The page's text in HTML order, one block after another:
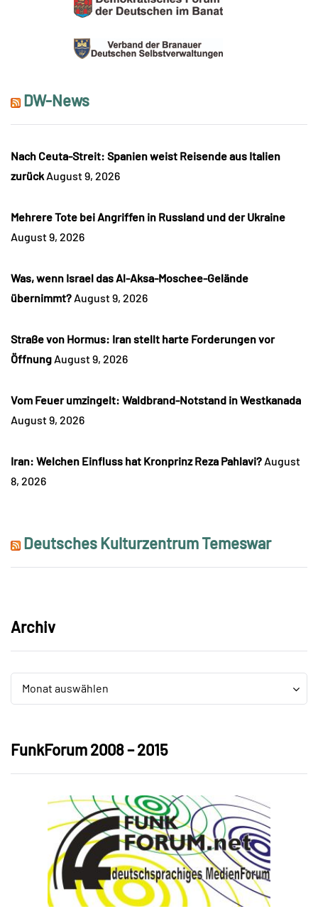
DW-News
Nach Ceuta-Streit: Spanien weist Reisende aus Italien
zurück August 9, 2026
Mehrere Tote bei Angriffen in Russland und der Ukraine
August 9, 2026
Was, wenn Israel das Al-Aksa-Moschee-Gelände
übernimmt? August 9, 2026
Straße von Hormus: Iran stellt harte Forderungen vor
Öffnung August 9, 2026
Vom Feuer umzingelt: Waldbrand-Notstand in Westkanada
August 9, 2026
Iran: Welchen Einfluss hat Kronprinz Reza Pahlavi? August
8, 2026
Deutsches Kulturzentrum Temeswar
Archiv
Archiv
Monat auswählen
Archiv
FunkForum 2008 – 2015